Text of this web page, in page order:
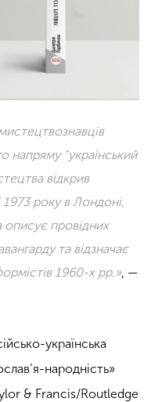
напряму “український
відкрив
1973 року в Лондоні,
описує провідних
та відзначає
1960-х рр.», —
українська
народність»
& Francis/Routledge